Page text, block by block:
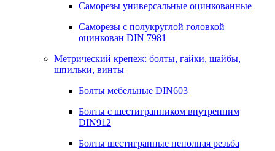
Саморезы универсальные оцинкованные
Саморезы с полукруглой головкой
оцинкован DIN 7981
Метрический крепеж: болты, гайки, шайбы,
шпильки, винты
Болты мебельные DIN603
Болты с шестигранником внутренним
DIN912
Болты шестигранные неполная резьба